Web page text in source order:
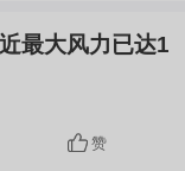
货阶段，尚未形
用于二期扩产
区规划建设年产
与2万吨PCB铜
赞